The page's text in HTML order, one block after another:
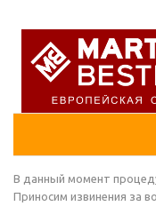
В данный момент
Приносим извинения за